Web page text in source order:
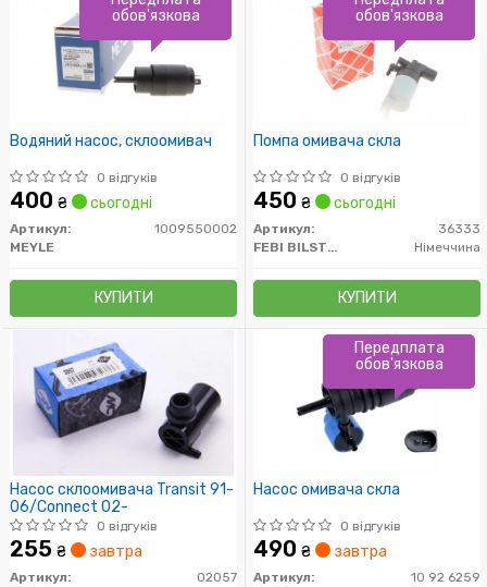
Водяний насос, склоомивач
0 відгуків
400 ₴ сьогодні
Артикул:
1009550002
MEYLE
КУПИТИ
обов'язкова
Помпа омивача скла
0 відгуків
450 ₴ сьогодні
Артикул:
36333
FEBI BILSTEIN
Німеччина
КУПИТИ
обов'язкова
Насос склоомивача Transit 91-
06/Connect 02-
0 відгуків
255 ₴ завтра
Артикул:
02057
Насос омивача скла
0 відгуків
490 ₴ завтра
Артикул:
10 92 6259
Передплата
обов'язкова